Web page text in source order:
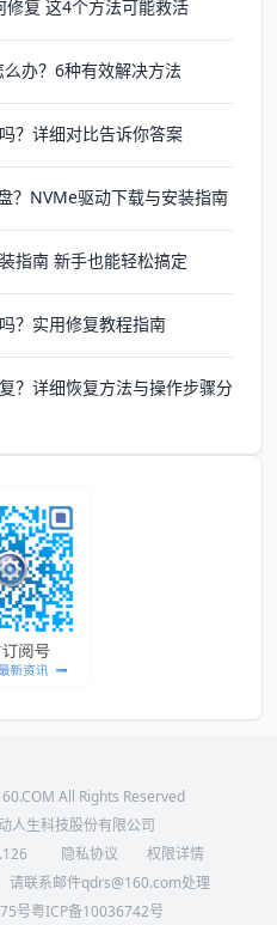
复 这4个方法可能救活
办？6种有效解决方法
？详细对比告诉你答案
？NVMe驱动下载与安装指南
指南 新手也能轻松搞定
？实用修复教程指南
？详细恢复方法与操作步骤分
All Rights Reserved
人生科技股份有限公司
隐私协议
权限详情
请联系邮件qdrs@160.com处理
号粤ICP备10036742号